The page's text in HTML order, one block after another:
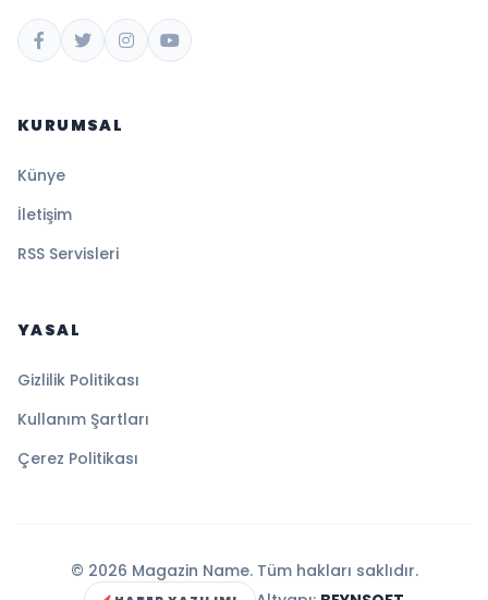
KURUMSAL
Künye
İletişim
RSS Servisleri
YASAL
Gizlilik Politikası
Kullanım Şartları
Çerez Politikası
© 2026 Magazin Name. Tüm hakları saklıdır.